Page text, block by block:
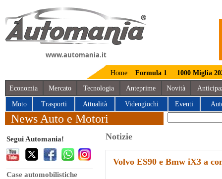
www.automania.it
Home Formula 1 1000 Miglia
Economia Mercato Tecnologia Anteprime Novità
Moto Trasporti Attualità Videogiochi Eventi
News Auto e Motori
Segui Automania!
Case automobilistiche
Notizie
Volvo ES90 e Bmw iX3 a